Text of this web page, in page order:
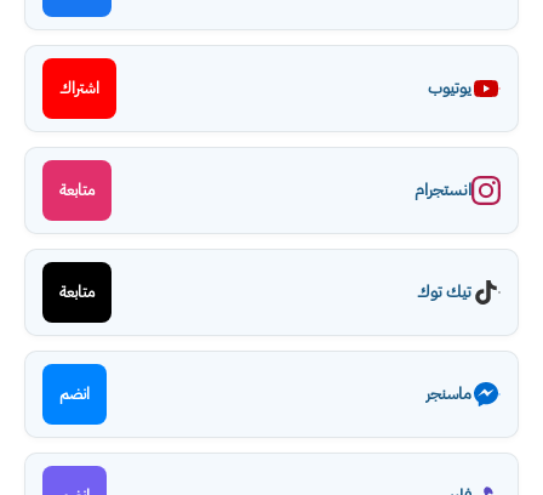
يوتيوب اشتراك
انستجرام متابعة
تيك توك متابعة
ماسنجر انضم